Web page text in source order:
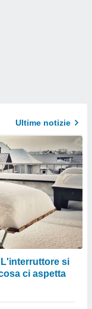
Ultime notizie
si
ci aspetta